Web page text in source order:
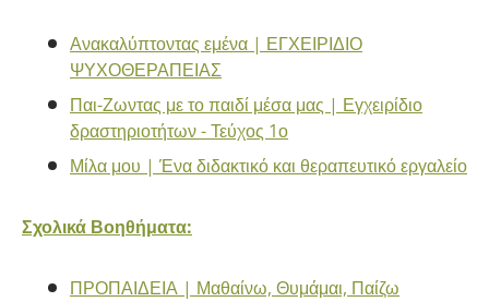
Ανακαλύπτοντας εμένα | ΕΓΧΕΙΡΙΔΙΟ
ΨΥΧΟΘΕΡΑΠΕΙΑΣ
Παι-Ζωντας με το παιδί μέσα μας | Εγχειρίδιο
δραστηριοτήτων - Τεύχος 1ο
Μίλα μου | Ένα διδακτικό και θεραπευτικό εργαλείο
Σχολικά Βοηθήματα:
ΠΡΟΠΑΙΔΕΙΑ | Μαθαίνω, Θυμάμαι, Παίζω